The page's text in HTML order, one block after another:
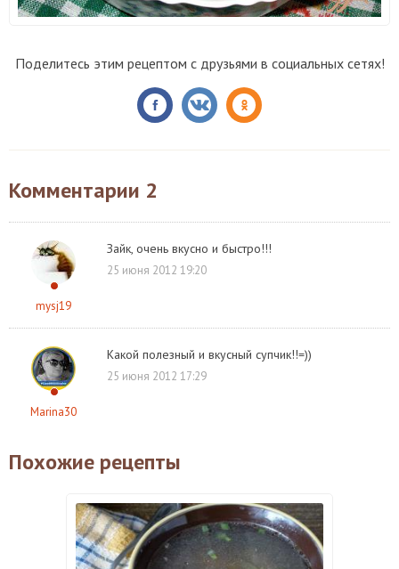
Поделитесь этим рецептом с друзьями в социальных сетях!
Комментарии 2
mysj19
Зайк, очень вкусно и быстро!!!
25 июня 2012 19:20
Marina30
Какой полезный и вкусный супчик!!=))
25 июня 2012 17:29
Похожие рецепты